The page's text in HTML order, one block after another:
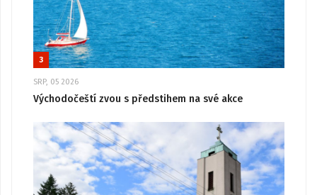
3
SRP, 05 2026
Východočeští zvou s předstihem na své akce